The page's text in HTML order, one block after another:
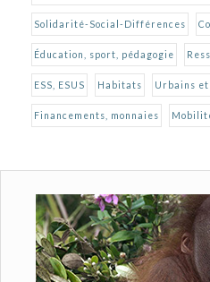
Solidarité-Social-Différences
Éducation, sport, pédagogie
ESS, ESUS Habitats Urbains
Financements, monnaies